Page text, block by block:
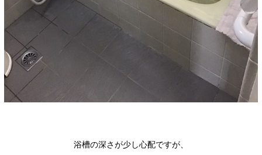
浴槽の深さが少し心配ですが、